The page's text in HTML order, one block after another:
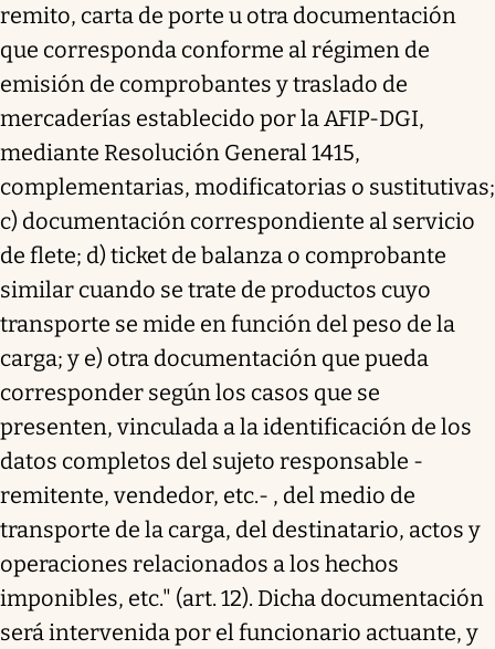
remito, carta de porte u otra documentación
que corresponda conforme al régimen de
emisión de comprobantes y traslado de
mercaderías establecido por la AFIP-DGI,
mediante Resolución General 1415,
complementarias, modificatorias o sustitutivas;
c) documentación correspondiente al servicio
de flete; d) ticket de balanza o comprobante
similar cuando se trate de productos cuyo
transporte se mide en función del peso de la
carga; y e) otra documentación que pueda
corresponder según los casos que se
presenten, vinculada a la identificación de los
datos completos del sujeto responsable -
remitente, vendedor, etc.- , del medio de
transporte de la carga, del destinatario, actos y
operaciones relacionados a los hechos
imponibles, etc." (art. 12). Dicha documentación
será intervenida por el funcionario actuante, y